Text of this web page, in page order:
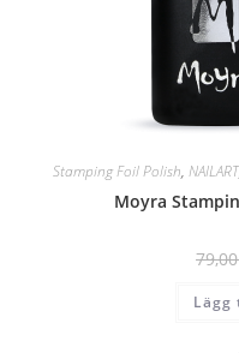
Stamping Foil Polish, NAILART
Moyra